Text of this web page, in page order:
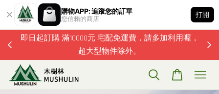
購物APP: 追蹤您的訂單
您信賴的商店
打開
即日起訂購 滿10000元 宅配免運費，請多加利用喔，
超大型物件除外。